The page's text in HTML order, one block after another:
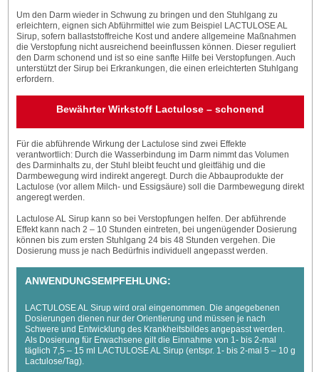
Um den Darm wieder in Schwung zu bringen und den Stuhlgang zu
erleichtern, eignen sich Abführmittel wie zum Beispiel LACTULOSE AL
Sirup, sofern ballaststoffreiche Kost und andere allgemeine Maßnahmen
die Verstopfung nicht ausreichend beeinflussen können. Dieser reguliert
den Darm schonend und ist so eine sanfte Hilfe bei Verstopfungen. Auch
unterstützt der Sirup bei Erkrankungen, die einen erleichterten Stuhlgang
erfordern.
Bewährter Wirkstoff Lactulose – schonend
Für die abführende Wirkung der Lactulose sind zwei Effekte
verantwortlich: Durch die Wasserbindung im Darm nimmt das Volumen
des Darminhalts zu, der Stuhl bleibt feucht und gleitfähig und die
Darmbewegung wird indirekt angeregt. Durch die Abbauprodukte der
Lactulose (vor allem Milch- und Essigsäure) soll die Darmbewegung direkt
angeregt werden.
Lactulose AL Sirup kann so bei Verstopfungen helfen. Der abführende
Effekt kann nach 2 – 10 Stunden eintreten, bei ungenügender Dosierung
können bis zum ersten Stuhlgang 24 bis 48 Stunden vergehen. Die
Dosierung muss je nach Bedürfnis individuell angepasst werden.
ANWENDUNGSEMPFEHLUNG:
LACTULOSE AL Sirup wird oral eingenommen. Die angegebenen
Dosierungen dienen nur der Orientierung und müssen je nach
Schwere und Entwicklung des Krank­heitsbildes angepasst werden.
Als Dosierung für Erwachsene gilt die Einnahme von 1- bis 2-mal
täglich 7,5 – 15 ml LACTULOSE AL Sirup (entspr. 1- bis 2-mal 5 – 10 g
Lactulose/Tag).